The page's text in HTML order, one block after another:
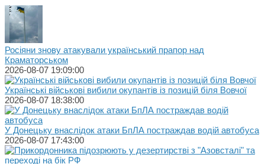
Росіяни знову атакували український прапор над
Краматорськом
2026-08-07 19:09:00
Українські військові вибили окупантів із позицій біля Вовчої
2026-08-07 18:38:00
У Донецьку внаслідок атаки БпЛА постраждав водій автобуса
2026-08-07 17:43:00